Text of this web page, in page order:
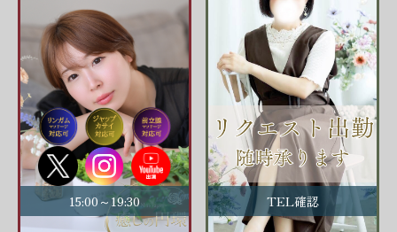
15:00～19:30 TEL確認